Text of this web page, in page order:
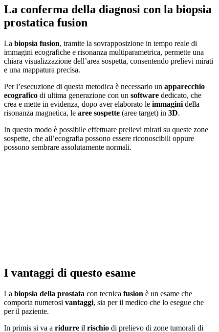
La conferma della diagnosi con la biopsia
prostatica fusion
La biopsia fusion, tramite la sovrapposizione in tempo reale di
immagini ecografiche e risonanza multiparametrica, permette una
chiara visualizzazione dell’area sospetta, consentendo prelievi mirati
e una mappatura precisa.
Per l’esecuzione di questa metodica è necessario un apparecchio
ecografico di ultima generazione con un software dedicato, che
crea e mette in evidenza, dopo aver elaborato le immagini della
risonanza magnetica, le aree sospette (aree target) in 3D.
In questo modo è possibile effettuare prelievi mirati su queste zone
sospette, che all’ecografia possono essere riconoscibili oppure
possono sembrare assolutamente normali.
I vantaggi di questo esame
La biopsia della prostata con tecnica fusion è un esame che
comporta numerosi vantaggi, sia per il medico che lo esegue che
per il paziente.
In primis si va a ridurre il rischio di prelievo di zone tumorali di